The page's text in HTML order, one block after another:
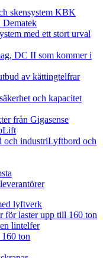
skensystem KBK
med ett stort urval
av kättingtelfrar
och kapacitet
från Gigasense
och industriLyftbord och
för laster upp till 160 ton
ton